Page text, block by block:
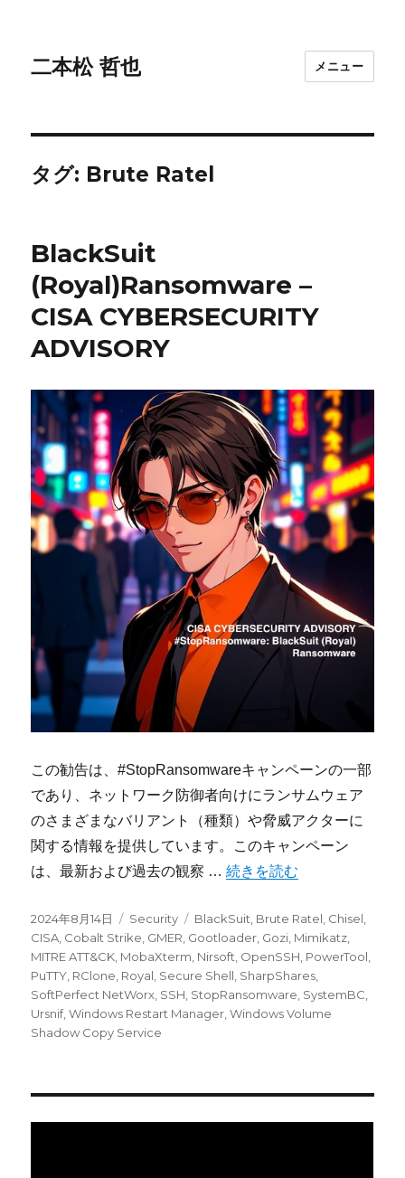
二本松 哲也 メニュー
タグ: Brute Ratel
BlackSuit
(Royal)Ransomware –
CISA CYBERSECURITY
ADVISORY
この勧告は、#StopRansomwareキャンペーンの一部
であり、ネットワーク防御者向けにランサムウェア
のさまざまなバリアント（種類）や脅威アクターに
関する情報を提供しています。このキャンペーン
は、最新および過去の観察 …“BlackSuit
続きを読む
投
稿
日:
2024年8月14日
カ
テ
ゴ
リ
ー
Security
タ
グ
BlackSuit Brute Ratel Chisel
CISA Cobalt Strike GMER Gootloader Gozi Mimikatz
MITRE ATT&CK MobaXterm Nirsoft OpenSSH PowerTool
PuTTY RClone Royal Secure Shell SharpShares
SoftPerfect NetWorx SSH StopRansomware SystemBC
Ursnif,Windows Restart Manager ,Windows Volume
Shadow Copy Service